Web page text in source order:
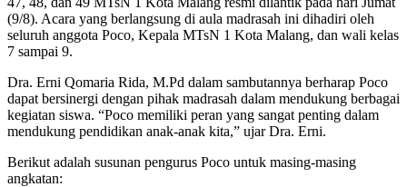
(9/8). Acara yang berlangsung di aula madrasah ini dihadiri oleh
seluruh anggota Poco, Kepala MTsN 1 Kota Malang, dan wali kelas
7 sampai 9.
Dra. Erni Qomaria Rida, M.Pd dalam sambutannya berharap Poco
dapat bersinergi dengan pihak madrasah dalam mendukung berbagai
kegiatan siswa. “Poco memiliki peran yang sangat penting dalam
mendukung pendidikan anak-anak kita,” ujar Dra. Erni.
Berikut adalah susunan pengurus Poco untuk masing-masing
angkatan: